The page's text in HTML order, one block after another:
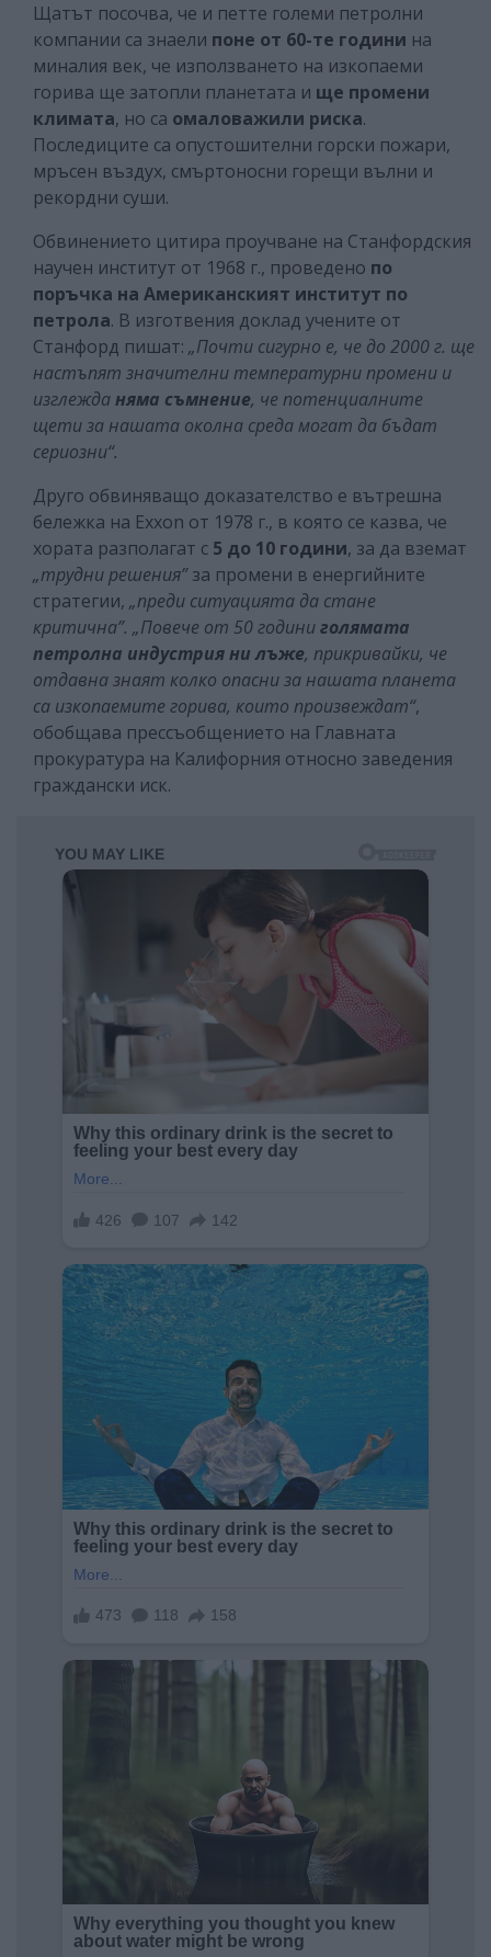
Щатът посочва, че и петте големи петролни
компании са знаели поне от 60-те години на
миналия век, че използването на изкопаеми
горива ще затопли планетата и ще промени
климата, но са омаловажили риска.
Последиците са опустошителни горски пожари,
мръсен въздух, смъртоносни горещи вълни и
рекордни суши.
Обвинението цитира проучване на Станфордския
научен институт от 1968 г., проведено по
поръчка на Американският институт по
петрола. В изготвения доклад учените от
Станфорд пишат: „Почти сигурно е, че до 2000 г. ще
настъпят значителни температурни промени и
изглежданяма съмнение, че потенциалните
щети за нашата околна среда могат да бъдат
сериозни“.
Друго обвиняващо доказателство е вътрешна
бележка на Exxon от 1978 г., в която се казва, че
хората разполагат с 5 до 10 години, за да вземат
„трудни решения”за промени в енергийните
стратегии, „преди ситуацията да стане
критична”. „Повече от 50 годиниголямата
петролна индустрия ни лъже, прикривайки, че
отдавна знаят колко опасни за нашата планета
са изкопаемите горива, които произвеждат“,
обобщава прессъобщението на Главната
прокуратура на Калифорния относно заведения
граждански иск.